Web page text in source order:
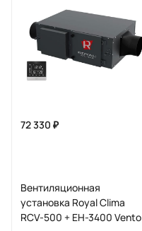
72 330 ₽
Вентиляционная
установка Royal Clima
RCV-500 + EH-3400 Vento